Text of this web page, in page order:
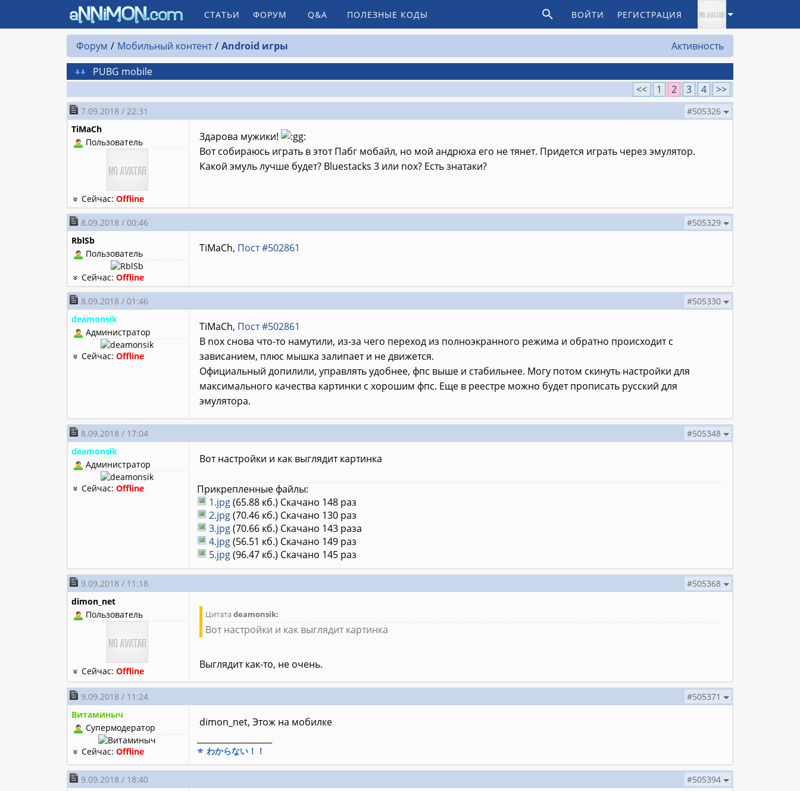
СТАТЬИ ФОРУМ Q&A ПОЛЕЗНЫЕ КОДЫ ВОЙТИ РЕГИСТРАЦИЯ
Форум Мобильный контент Android игры
Активность
PUBG mobile
<<
1 2 3 4 >>
7.09.2018 / 22:31
#505326
TiMaCh
Пользователь
Сейчас:Offline
Здарова мужики!
Вот собираюсь играть в этот Пабг мобайл, но мой андрюха его не тянет. Придется играть через эмулятор.
Какой эмуль лучше будет? Bluestacks 3 или nox? Есть знатаки?
8.09.2018 / 00:46
#505329
RblSb
Пользователь
Сейчас:Offline
TiMaCh, Пост #502861
8.09.2018 / 01:46
#505330
deamonsik
Администратор
Сейчас:Offline
TiMaCh, Пост #502861
В nox снова что-то намутили, из-за чего переход из полноэкранного режима и обратно происходит с
зависанием, плюс мышка залипает и не движется.
Официальный допилили, управлять удобнее, фпс выше и стабильнее. Могу потом скинуть настройки для
максимального качества картинки с хорошим фпс. Еще в реестре можно будет прописать русский для
эмулятора.
8.09.2018 / 17:04
#505348
deamonsik
Администратор
Сейчас:Offline
Вот настройки и как выглядит картинка
Прикрепленные файлы:
1.jpg(65.88 кб.) Скачано 148 раз
2.jpg(70.46 кб.) Скачано 130 раз
3.jpg(70.66 кб.) Скачано 143 раза
4.jpg(56.51 кб.) Скачано 149 раз
5.jpg(96.47 кб.) Скачано 145 раз
9.09.2018 / 11:18
#505368
dimon_net
Пользователь
Сейчас:Offline
Цитатаdeamonsik:
Вот настройки и как выглядит картинка
Выглядит как-то, не очень.
9.09.2018 / 11:24
#505371
Витаминыч
Супермодератор
Сейчас:Offline
dimon_net, Этож на мобилке
わからない！！
9.09.2018 / 18:40
#505394